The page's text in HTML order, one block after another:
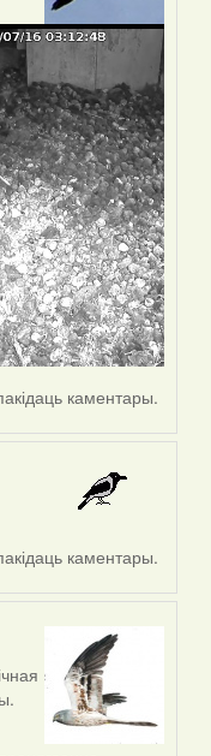
каментары.
каментары.